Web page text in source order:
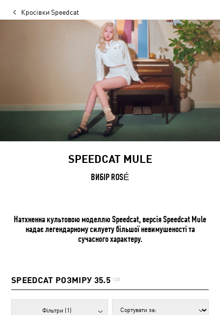
Кросівки Speedcat
SPEEDCAT MULE
ВИБІР ROSÉ
Натхненна культовою моделлю Speedcat, версія Speedcat Mule
надає легендарному силуету більшої невимушеності та
сучасного характеру.
SPEEDCAT РОЗМІРУ 35.5 105
Фільтри (1)